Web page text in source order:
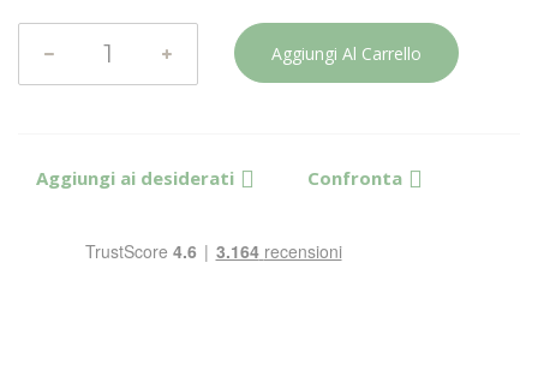
Aggiungi Al Carrello
Aggiungi ai desiderati Confronta